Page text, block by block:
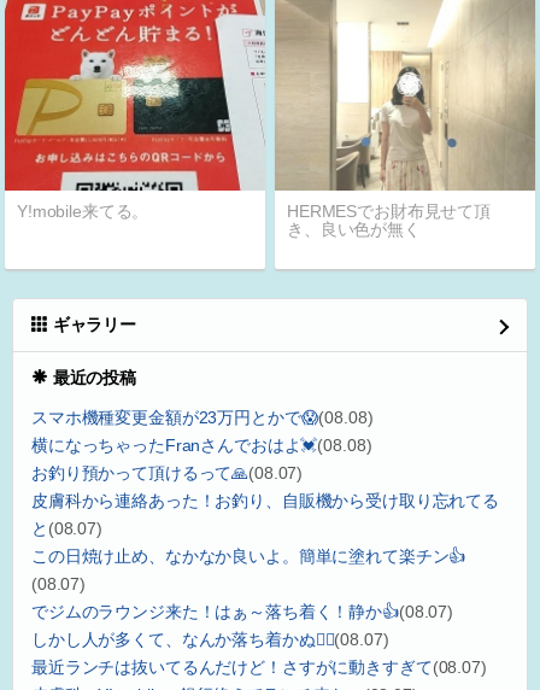
Y!mobile来てる。
HERMESでお財布見せて頂
き、良い色が無く
ギャラリー
最近の投稿
スマホ機種変更金額が23万円とかで😱(08.08)
横になっちゃったFranさんでおはよ💓(08.08)
お釣り預かって頂けるって🙏(08.07)
皮膚科から連絡あった！お釣り、自販機から受け取り忘れてる
と (08.07)
この日焼け止め、なかなか良いよ。簡単に塗れて楽チン👍
(08.07)
でジムのラウンジ来た！はぁ～落ち着く！静か👍(08.07)
しかし人が多くて、なんか落ち着かぬ😮‍💨(08.07)
最近ランチは抜いてるんだけど！さすがに動きすぎて(08.07)